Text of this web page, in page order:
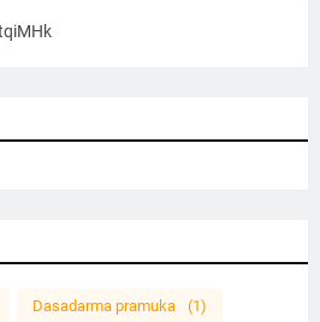
Dasadarma pramuka (1)